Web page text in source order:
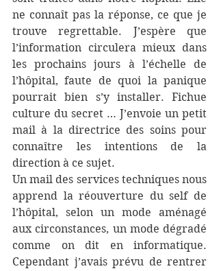
ne connaît pas la réponse, ce que je
trouve regrettable. J’espère que
l’information circulera mieux dans
les prochains jours à l’échelle de
l’hôpital, faute de quoi la panique
pourrait bien s’y installer. Fichue
culture du secret … J’envoie un petit
mail à la directrice des soins pour
connaître les intentions de la
direction à ce sujet.
Un mail des services techniques nous
apprend la réouverture du self de
l’hôpital, selon un mode aménagé
aux circonstances, un mode dégradé
comme on dit en informatique.
Cependant j’avais prévu de rentrer